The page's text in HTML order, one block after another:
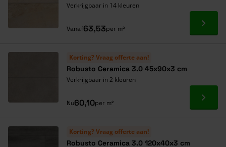
Verkrijgbaar in 14 kleuren
Vanaf63,53per m² Ga
Korting? Vraag offerte aan!
Robusto Ceramica 3.0 45x90x3 cm
Verkrijgbaar in 2 kleuren
Nu60,10per m² Ga
Korting? Vraag offerte aan!
Robusto Ceramica 3.0 120x40x3 cm